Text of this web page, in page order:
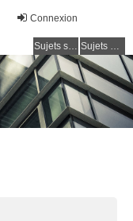
Connexion
Sujets sans réponse Sujets actifs